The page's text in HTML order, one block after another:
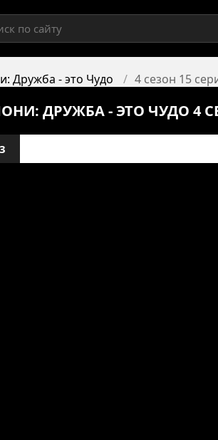
Дружба - это Чудо 4 сезон 15
ДРУЖБА - ЭТО ЧУДО 4